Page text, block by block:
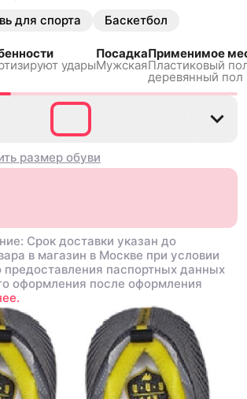
для спорта Баскетбол
удары
Посадка
Мужская
Применимое
Пластиковый
деревянный пол
размер обуви
Срок доставки указан до
в магазин в Москве при условии
предоставления паспортных данных
оформления после оформления